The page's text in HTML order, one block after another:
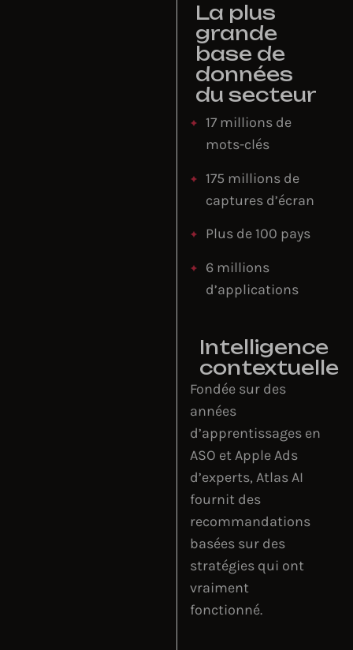
La plus
grande
base de
données
du secteur
17 millions de
mots-clés
175 millions de
captures d’écran
Plus de 100 pays
6 millions
d’applications
Intelligence
contextuelle
Fondée sur des
années
d’apprentissages en
ASO et Apple Ads
d’experts, Atlas AI
fournit des
recommandations
basées sur des
stratégies qui ont
vraiment
fonctionné.